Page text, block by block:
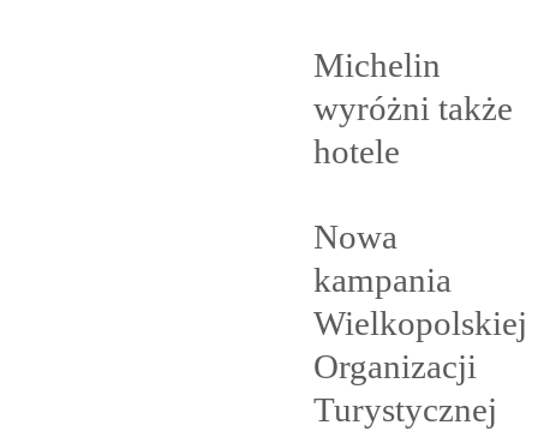
Michelin
wyróżni także
hotele
Nowa
kampania
Wielkopolskiej
Organizacji
Turystycznej